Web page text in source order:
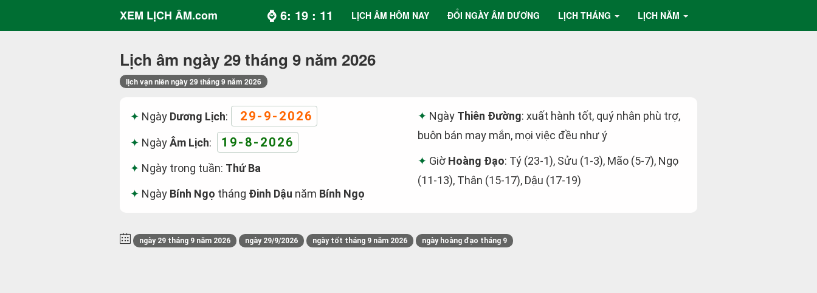
XEM LỊCH ÂM.com ⌚ 6: 19 : 11 LỊCH ÂM HÔM NAY ĐỔI NGÀY ÂM DƯƠNG LỊCH THÁNG LỊCH NĂM
Lịch âm ngày 29 tháng 9 năm 2026
lịch vạn niên ngày 29 tháng 9 năm 2026
Ngày Dương Lịch: 29-9-2026
NgàyÂm Lịch: 19-8-2026
Ngày trong tuần: Thứ Ba
Ngày Bính Ngọ tháng Đinh Dậu năm Bính Ngọ
Ngày Thiên Đường: xuất hành tốt, quý nhân phù trợ,
buôn bán may mắn, mọi việc đều như ý
Giờ Hoàng Đạo: Tý (23-1), Sửu (1-3), Mão (5-7), Ngọ
(11-13), Thân (15-17), Dậu (17-19)
ngày 29 tháng 9 năm 2026 ngày 29/9/2026 ngày tốt tháng 9 năm 2026 ngày hoàng đạo tháng 9